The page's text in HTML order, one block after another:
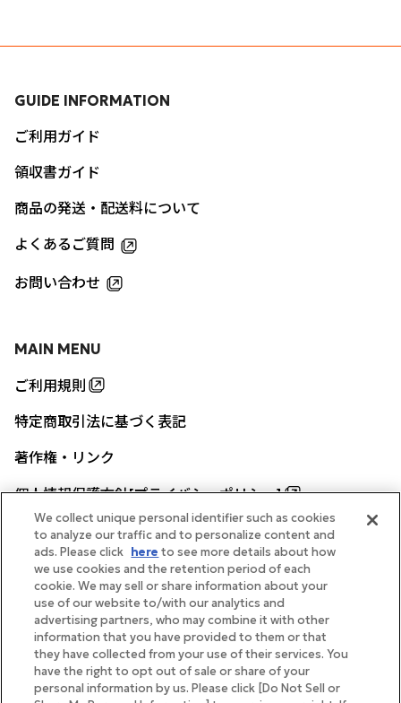
MAIN MENU
ご利用規則
特定商取引法に基づく表記
著作権・リンク
個人情報保護方針[プライバシーポリシー]
GUIDE INFORMATION
ご利用ガイド
領収書ガイド
商品の発送・配送料について
よくあるご質問
お問い合わせ
帝国ホテル公式サイト
FOLLOW
We collect unique personal identifier such as cookies
to analyze our traffic and to personalize content and
ads. Please click here to see more details about how
we use cookies and the retention period of each
cookie. We may sell or share information about your
use of our website to/with our analytics and
advertising partners, who may combine it with other
information that you have provided to them or that
they have collected from your use of their services. You
have the right to opt out of sale or share of your
personal information by us. Please click [Do Not Sell or